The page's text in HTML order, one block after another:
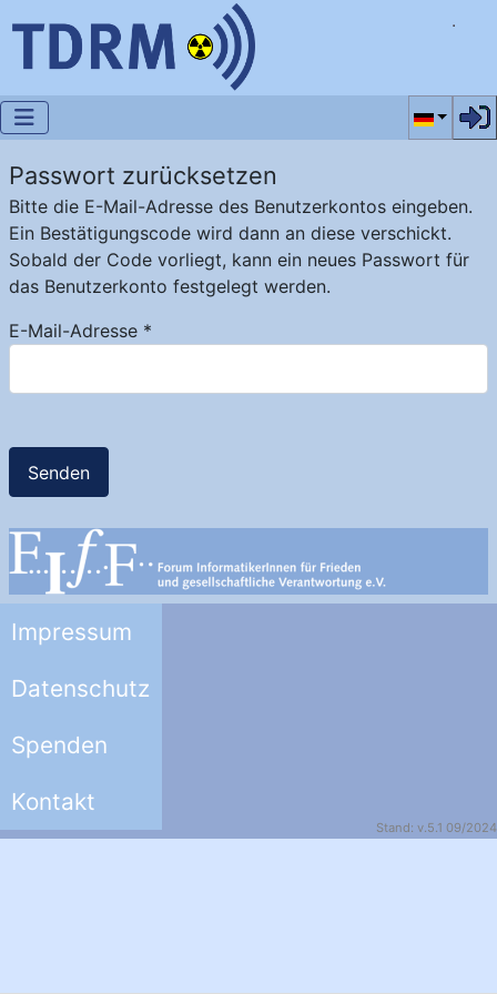
Sprache
Passwort zurücksetzen
Bitte die E-Mail-Adresse des Benutzerkontos eingeben.
Ein Bestätigungscode wird dann an diese verschickt.
Sobald der Code vorliegt, kann ein neues Passwort für
das Benutzerkonto festgelegt werden.
E-Mail-Adresse *
Senden
Impressum
Datenschutz
Spenden
Kontakt
Stand: v.5.1 09/2024